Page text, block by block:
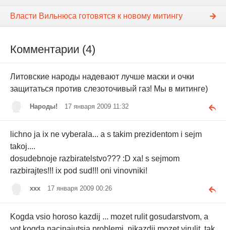
Власти Вильнюса готовятся к новому митингу
Комментарии (4)
Литовские народы надевают лучше маски и очки
защитаться против слезоточивый газ! Мы в митинге)
Народы! 17 января 2009 11:32
lichno ja ix ne vyberala... a s takim prezidentom i sejm
takoj....
dosudebnoje razbiratelstvo??? :D xa! s sejmom
razbirajtes!!! ix pod sud!!! oni vinovniki!
xxx 17 января 2009 00:26
Kogda vsio horoso kazdij ... mozet rulit gosudarstvom, a